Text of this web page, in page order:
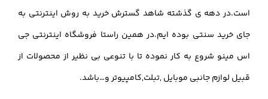
است.در دهه ی گذشته شاهد گسترش خرید به روش اینترنتی به
جای خرید سنتی بوده ایم.در همین راستا فروشگاه اینترنتی جی
اس مینو شروع به کار نموده تا با تنوعی بی نظیر از محصولات از
قبیل لوازم جانبی موبایل ,تبلت,کامپیوتر و…باشد.